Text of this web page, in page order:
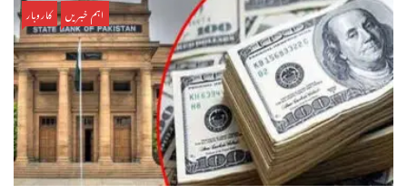
اہم خبریں کاروبار